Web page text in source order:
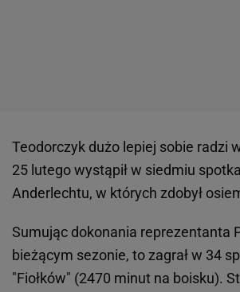
Teodorczyk dużo lepiej sobie radzi
25 lutego wystąpił w siedmiu
Anderlechtu, w których zdobył
Sumując dokonania reprezentanta
bieżącym sezonie, to zagrał w 34
"Fiołków" (2470 minut na boisku).